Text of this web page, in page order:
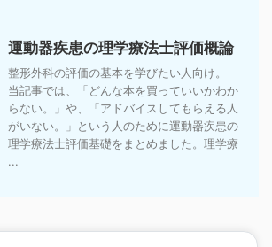
運動器疾患の理学療法士評価概論
整形外科の評価の基本を学びたい人向け。
当記事では、「どんな本を買っていいかわか
らない。」や、「アドバイスしてもらえる人
がいない。」という人のために運動器疾患の
理学療法士評価基礎をまとめました。理学療
...